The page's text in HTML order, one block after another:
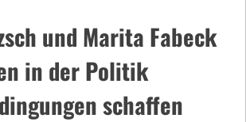
und Marita Fabeck
in der Politik
schaffen